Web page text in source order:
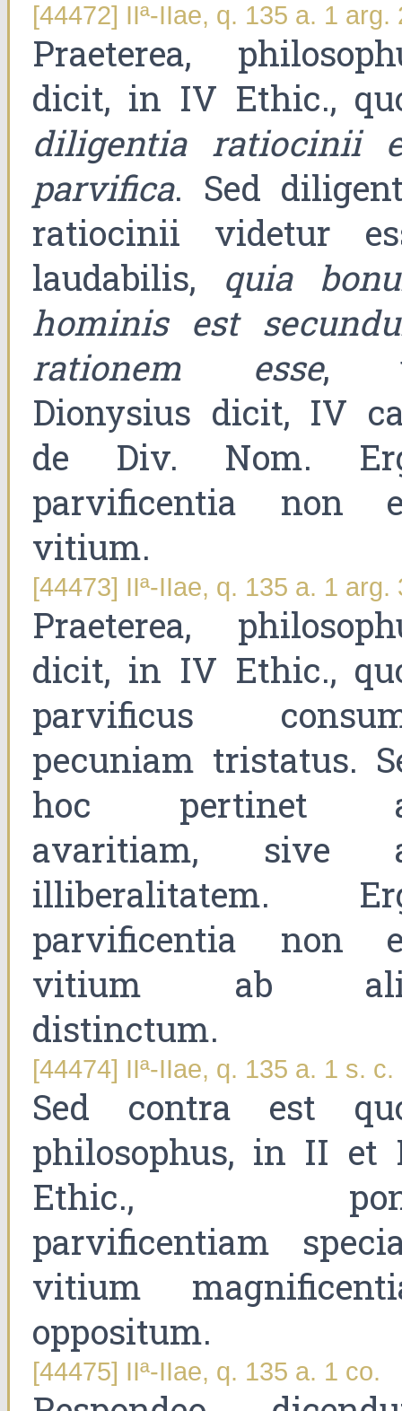
[44472] IIª-IIae, q. 135 a. 1 arg.
Praeterea,
dicit, in IV Ethic.,
diligentia ratiocinii
parvifica. Sed
ratiocinii videtur
laudabilis, quia
hominis est
rationem esse,
Dionysius dicit, IV
de Div. Nom.
parvificentia non
vitium.
[44473] IIª-IIae, q. 135 a. 1 arg.
Praeterea,
dicit, in IV Ethic.,
parvificus
pecuniam tristatus.
hoc pertinet
avaritiam, sive
illiberalitatem.
parvificentia non
vitium ab
distinctum.
[44474] IIª-IIae, q. 135 a. 1 s. c.
Sed contra est
philosophus, in II et
Ethic.,
parvificentiam
vitium
oppositum.
[44475] IIª-IIae, q. 135 a. 1 co.